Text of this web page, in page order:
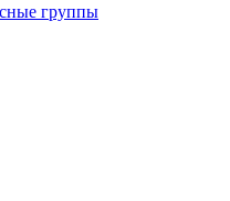
группы